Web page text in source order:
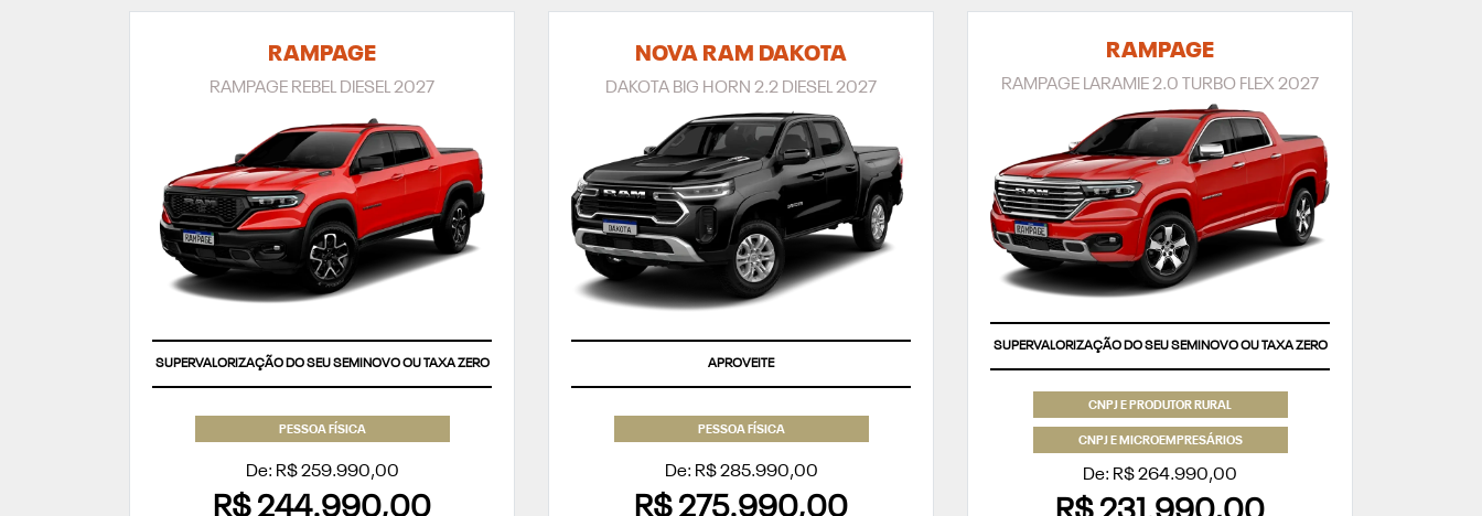
RAMPAGE
RAMPAGE REBEL DIESEL 2027
SUPERVALORIZAÇÃO DO SEU SEMINOVO OU TAXA ZERO
PESSOA FÍSICA
De: R$ 259.990,00
R$ 244.990,00
NOVA RAM DAKOTA
DAKOTA BIG HORN 2.2 DIESEL 2027
APROVEITE
PESSOA FÍSICA
De: R$ 285.990,00
R$ 275.990,00
RAMPAGE
RAMPAGE LARAMIE 2.0 TURBO FLEX 2027
SUPERVALORIZAÇÃO DO SEU SEMINOVO OU TAXA ZERO
CNPJ E PRODUTOR RURAL
CNPJ E MICROEMPRESÁRIOS
De: R$ 264.990,00